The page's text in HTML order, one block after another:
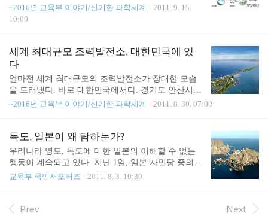
질인 비스페놀A가 검출됐다. 영수증에 비스페놀A가
검출된 이유는 편의점이나 카페, 백화점 등에서 쓰이
감열지는 열을 받으면 색이 드러나게 만든 종이를 말
하는데,..
다. 이로 인해 어느때 보다 방사선에 대해 일반 국민
들이 관심이 많다. 이웃 국가에서 발생할 사고로 인
냄새도 나지 않기에 국민들은 정부와 전문기관의 발
표에 더욱더 관심을 기울이고 있다. 물론 후쿠시마
원자력발전소 사고 후 방사능 비로 인한 피폭 등으로
민감해 있는 국민에게 단순히 "안전하다"라고만 되
풀이하는 것은 오히려 국민들의 이해를 이끌어 내기
에 부족했다. 보다 많은 정보를 공개하여 객관적인
있으니 이런 점에서 주의하라." 또는 "연간 피폭된 량
이 얼마 ..
~2016년 교육부 이야기/신기한 과학세계
2011. 9. 15.
10:00
세계 최대규모 조력발전소, 대한민국에 있
다
얼마전 세계 최대규모의 조력발전소가 장대한 모습
을 드러냈다. 바로 대한민국에서다. 경기도 안산시
대부동에 위치한 시화호 조력발전소는 254MW로 세
및 대형화라는 관점에서도 특별한 의미를 부여할 만
한 큰 획을 그은 것이다. 조력발전, 원리는 무엇인가?
조력은 태양이나 달의 인력에 의해 생기는 힘으로써,
이를 조석현상이라 하며 조석이 발생하는 하구나 만
와의 수위차를 이용하여 조력발전을 하게 되는 것이
다. 다시 말해 밀물 때 물을 가두어 두었다가 수문을
~2016년 교육부 이야기/신기한 과학세계 2011. 8. 30. 07:00
독도, 일본이 왜 탐하는가?
우리나라 영토, 독도에 대한 일본의 이해할 수 없는
행동이 계속되고 있다. 지난 1일, 일본 자민당 중의원
인 신도 요시타카, 이나다 도모미, 참의원인 사토 마
를 이유로 입국 거부의 의사를 전달했지만 입국을 강
교육부 국민서포터즈 2011. 8. 3. 10:30
Prev Next